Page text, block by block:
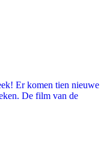
Er komen tien nieuwe
De film van de